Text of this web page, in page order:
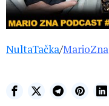
NultaTačka/MarioZna